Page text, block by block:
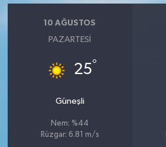
10 AĞUSTOS
PAZARTESI
25°
Güneşli
Nem: %44
Rüzgar: 6.81 m/s